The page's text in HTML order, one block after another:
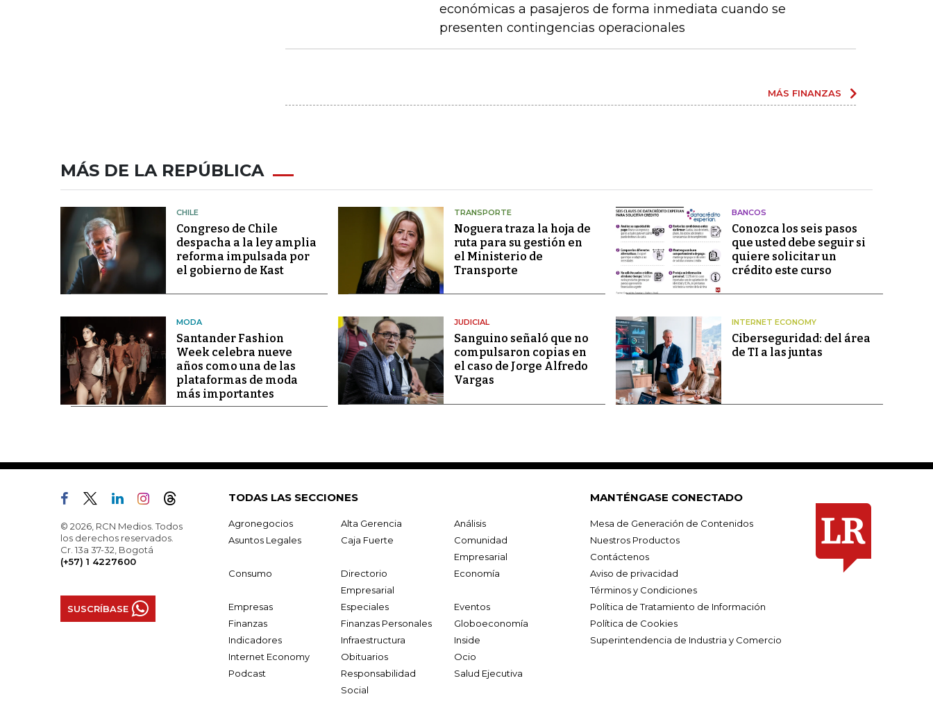
económicas a pasajeros de forma inmediata cuando se
presenten contingencias operacionales
MÁS FINANZAS
MÁS DE LA REPÚBLICA
CHILE
Congreso de Chile
despacha a la ley amplia
reforma impulsada por
el gobierno de Kast
TRANSPORTE
Noguera traza la hoja de
ruta para su gestión en
el Ministerio de
Transporte
BANCOS
Conozca los seis pasos
que usted debe seguir si
quiere solicitar un
crédito este curso
MODA
Santander Fashion
Week celebra nueve
años como una de las
plataformas de moda
más importantes
JUDICIAL
Sanguino señaló que no
compulsaron copias en
el caso de Jorge Alfredo
Vargas
INTERNET ECONOMY
Ciberseguridad: del área
de TI a las juntas
© 2026, RCN Medios. Todos
los derechos reservados.
Cr. 13a 37-32, Bogotá
(+57) 1 4227600
SUSCRÍBASE
TODAS LAS SECCIONES
Agronegocios Alta Gerencia
Análisis
Asuntos Legales
Caja Fuerte
Comunidad
Empresarial
Consumo
Directorio
Empresarial
Economía
Empresas Especiales
Eventos
Finanzas
Finanzas Personales
Globoeconomía
Indicadores
Infraestructura
Inside
Internet Economy
Obituarios
Ocio
Podcast
Responsabilidad
Social
Salud Ejecutiva
MANTÉNGASE CONECTADO
Mesa de Generación de Contenidos
Nuestros Productos
Contáctenos
Aviso de privacidad
Términos y Condiciones
Política de Tratamiento de Información
Política de Cookies
Superintendencia de Industria y Comercio